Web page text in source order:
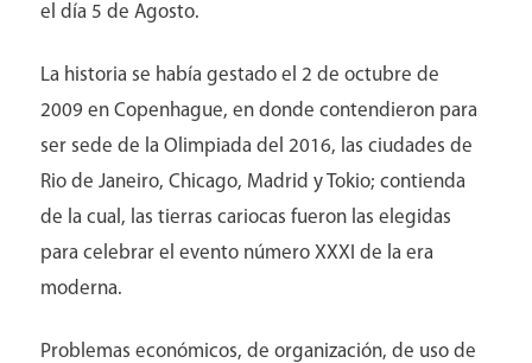
el día 5 de Agosto.
La historia se había gestado el 2 de octubre de
2009 en Copenhague, en donde contendieron para
ser sede de la Olimpiada del 2016, las ciudades de
Rio de Janeiro, Chicago, Madrid y Tokio; contienda
de la cual, las tierras cariocas fueron las elegidas
para celebrar el evento número XXXI de la era
moderna.
Problemas económicos, de organización, de uso de